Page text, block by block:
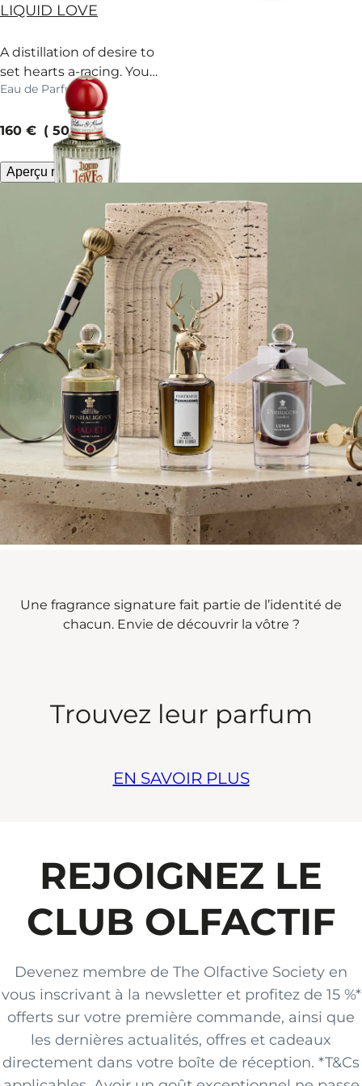
LIQUID LOVE
A distillation of desire to
set hearts a-racing. You
lucky thing!
Eau de Parfum
current price
160 € 50 ml
Aperçu rapide
Trouvez leur parfum
Une fragrance signature fait partie de l’identité de
chacun. Envie de découvrir la vôtre ?
EN SAVOIR PLUS
REJOIGNEZ LE
CLUB OLFACTIF
Devenez membre de The Olfactive Society en
vous inscrivant à la newsletter et profitez de 15 %*
offerts sur votre première commande, ainsi que
les dernières actualités, offres et cadeaux
directement dans votre boîte de réception. *T&Cs